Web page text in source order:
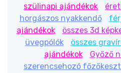
szülinapi ajándékok
horgászos nyakkendő
ajándékok
összes 3d
üvegpólók
összes
ajándékok
Győző
szerencsehozó